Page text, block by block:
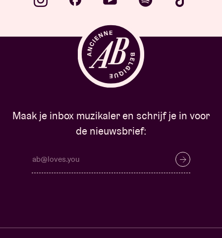
Maak je inbox muzikaler en schrijf je in voor
de nieuwsbrief: